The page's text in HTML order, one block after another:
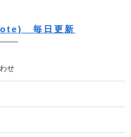
毎日更新
せ